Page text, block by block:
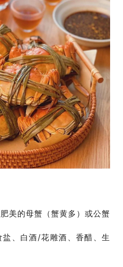
美的母蟹（蟹黄多）或公蟹
、白酒/花雕酒、香醋、生